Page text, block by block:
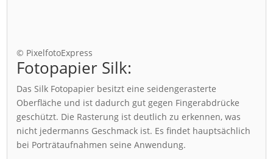
© PixelfotoExpress
Fotopapier Silk:
Das Silk Fotopapier besitzt eine seidengerasterte
Oberfläche und ist dadurch gut gegen Fingerabdrücke
geschützt. Die Rasterung ist deutlich zu erkennen, was
nicht jedermanns Geschmack ist. Es findet hauptsächlich
bei Porträtaufnahmen seine Anwendung.